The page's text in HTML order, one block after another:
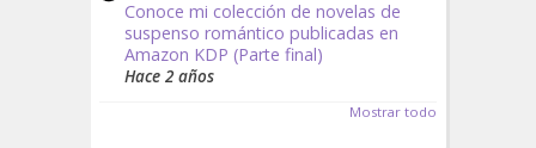
Conoce mi colección de novelas de
suspenso romántico publicadas en
Amazon KDP (Parte final)
Hace 2 años
Mostrar todo